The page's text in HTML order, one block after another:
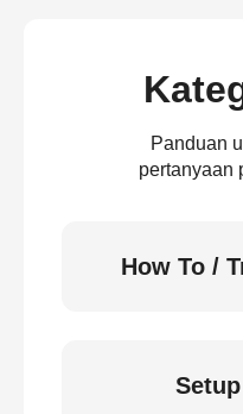
Panduan
pertanyaan
How To /